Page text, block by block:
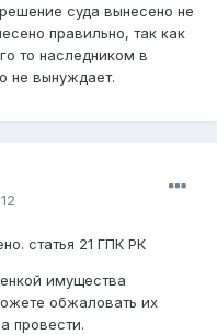
суда вынесено не
правильно, так как
то наследником в
не вынуждает.
статья 21 ГПК РК
имущества
обжаловать их
провести.